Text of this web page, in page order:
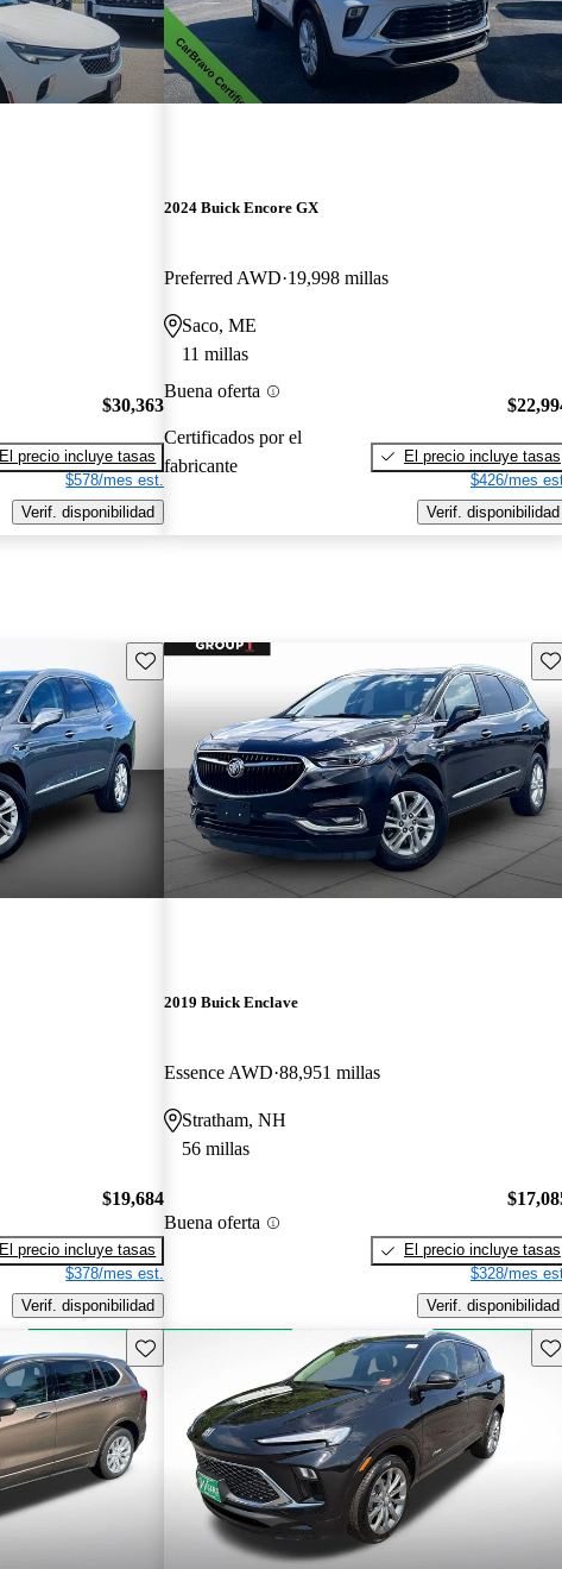
$30,363
El precio incluye tasas
$578/mes est.
Verif. disponibilidad
2024 Buick Encore GX
Preferred AWD 19,998 millas
Saco, ME
11 millas
Buena oferta
Certificados por el
fabricante
El precio incluye tasas
$426/mes
Verif. disponibilidad
Guarda este Aviso
$19,684
El precio incluye tasas
$378/mes est.
Verif. disponibilidad
2019 Buick Enclave
Essence AWD 88,951 millas
Stratham, NH
56 millas
Buena oferta
El precio incluye tasas
$328/mes
Verif. disponibilidad
Guarda este Aviso